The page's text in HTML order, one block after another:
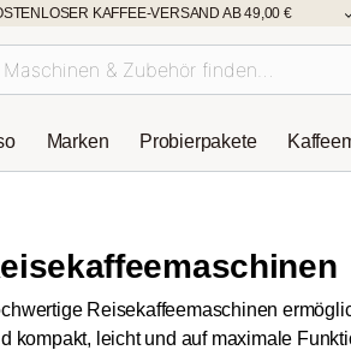
KAFFEE-VERSAND AB 49,00 €
Marken Probierpakete
Reisekaffeemaschinen
kompakt, leicht und auf maximale